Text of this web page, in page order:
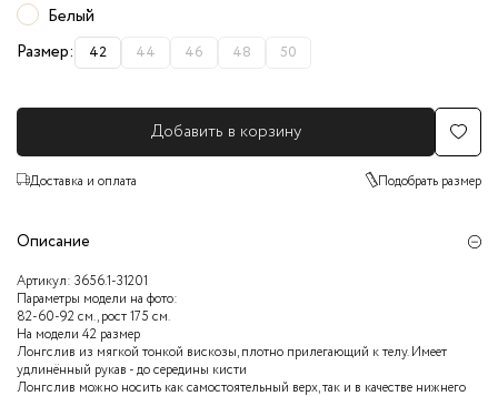
Белый
Размер:
42 44 46 48 50
Добавить в корзину
Доставка и оплата Подобрать размер
Описание
Артикул: 3656.1-31201
Параметры модели на фото:
82-60-92 см., рост 175 см.
На модели 42 размер
Лонгслив из мягкой тонкой вискозы, плотно прилегающий к телу. Имеет
удлинённый рукав - до середины кисти
Лонгслив можно носить как самостоятельный верх, так и в качестве нижнего